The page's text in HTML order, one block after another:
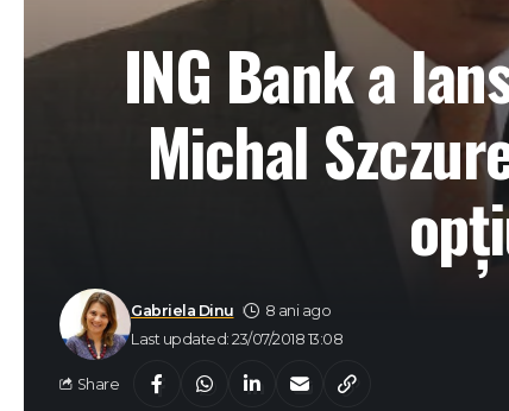
ING Bank a
Michal
Last updated: 23/07/2018 13:08
Gabriela Dinu 8 ani ago
Share